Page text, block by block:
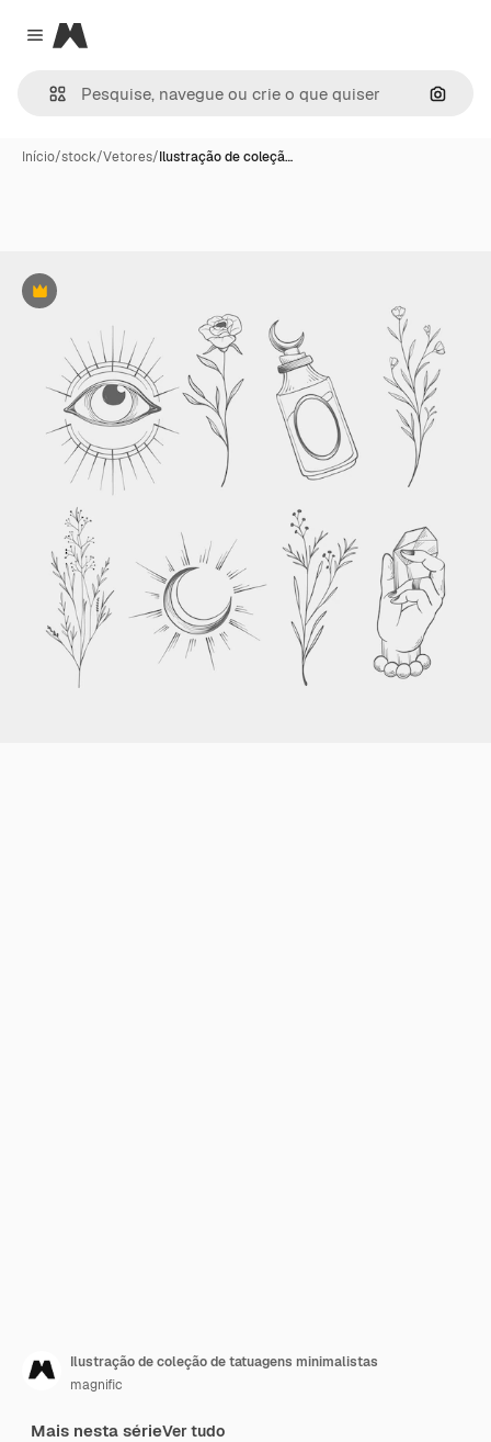
Close menu
Magnific
Início/stock/Vetores/Ilustração de coleçã…
Premium
Ilustração de coleção de tatuagens minimalistas
magnific
Mais nesta sérieVer tudo